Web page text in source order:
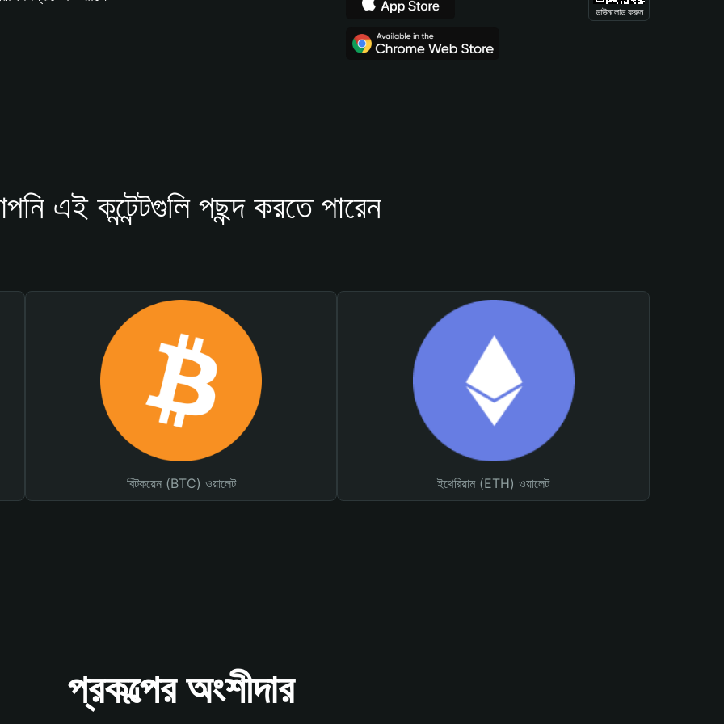
ডাউনলোড করুন
এই কন্টেন্টগুলি পছন্দ করতে পারেন
বিটকয়েন (BTC) ওয়ালেট ইথেরিয়াম (ETH) ওয়ালেট
প্রকল্পের অংশীদার